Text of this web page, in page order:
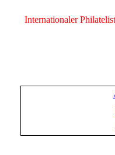
Internationaler